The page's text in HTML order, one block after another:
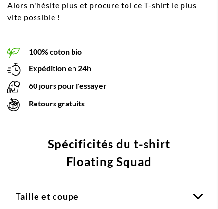
Alors n'hésite plus et procure toi ce T-shirt le plus
vite possible !
100% coton bio
Expédition en 24h
60 jours pour l'essayer
Retours gratuits
Spécificités du t-shirt
Floating Squad
Taille et coupe